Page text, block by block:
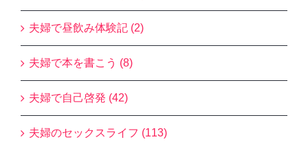
夫婦で昼飲み体験記 (2)
夫婦で本を書こう (8)
夫婦で自己啓発 (42)
夫婦のセックスライフ (113)